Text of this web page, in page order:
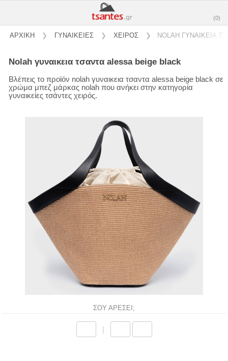
(0)
ΑΡΧΙΚΗ ❯ ΓΥΝΑΙΚΕΙΕΣ ❯ ΧΕΙΡΟΣ ❯ NOLAH ΓΥΝΑΙΚΕΙΑ
nolah γυναικεια τσαντα alessa beige black
Βλέπεις το προϊόν nolah γυναικεια τσαντα alessa beige black σε
χρώμα μπεζ μάρκας nolah που ανήκει στην κατηγορία
γυναικείες τσάντες χειρός.
ΣΟΥ ΑΡΕΣΕΙ;